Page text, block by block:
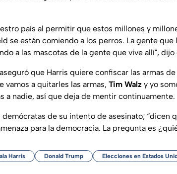
país al permitir que estos millones y
se están comiendo a los perros. La gente
a las mascotas de la gente que vive allí",
que Harris quiere confiscar las armas
vamos a quitarles las armas, Tim Walz y yo
a nadie, así que deja de mentir continuamente.
de su intento de asesinato; “dicen
para la democracia. La pregunta es
Harris Donald Trump Elecciones en Estados